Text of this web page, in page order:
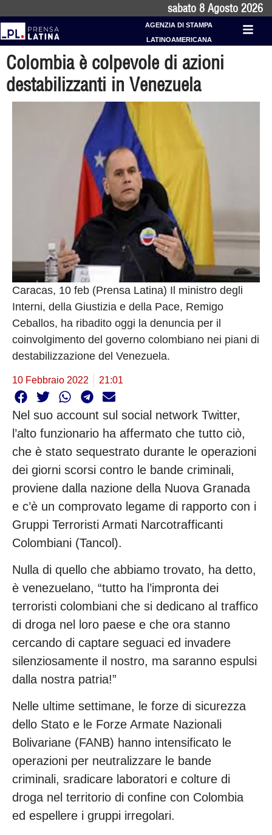
sabato 8 Agosto 2026
AGENZIA DI STAMPA
LATINOAMERICANA
Colombia è colpevole di azioni
destabilizzanti in Venezuela
Caracas, 10 feb (Prensa Latina) Il ministro degli
Interni, della Giustizia e della Pace, Remigo
Ceballos, ha ribadito oggi la denuncia per il
coinvolgimento del governo colombiano nei piani di
destabilizzazione del Venezuela.
10 Febbraio 2022 21:01
Nel suo account sul social network Twitter,
l’alto funzionario ha affermato che tutto ciò,
che è stato sequestrato durante le operazioni
dei giorni scorsi contro le bande criminali,
proviene dalla nazione della Nuova Granada
e c’è un comprovato legame di rapporto con i
Gruppi Terroristi Armati Narcotrafficanti
Colombiani (Tancol).
Nulla di quello che abbiamo trovato, ha detto,
è venezuelano, “tutto ha l’impronta dei
terroristi colombiani che si dedicano al traffico
di droga nel loro paese e che ora stanno
cercando di captare seguaci ed invadere
silenziosamente il nostro, ma saranno espulsi
dalla nostra patria!”
Nelle ultime settimane, le forze di sicurezza
dello Stato e le Forze Armate Nazionali
Bolivariane (FANB) hanno intensificato le
operazioni per neutralizzare le bande
criminali, sradicare laboratori e colture di
droga nel territorio di confine con Colombia
ed espellere i gruppi irregolari.